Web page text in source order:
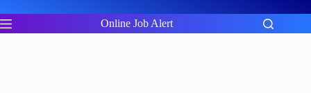
to
content
Online Job Alert